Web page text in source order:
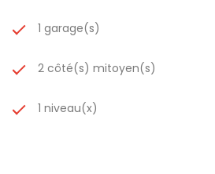
1 garage(s)
2 côté(s) mitoyen(s)
1 niveau(x)